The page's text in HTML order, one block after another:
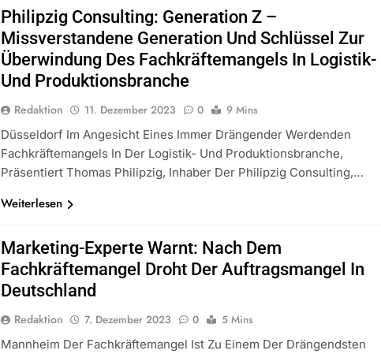
Philipzig Consulting: Generation Z –
Missverstandene Generation Und Schlüssel Zur
Überwindung Des Fachkräftemangels In Logistik-
Und Produktionsbranche
Redaktion 11. Dezember 2023 0
9 Mins
Düsseldorf Im Angesicht Eines Immer Drängender Werdenden
Fachkräftemangels In Der Logistik- Und Produktionsbranche,
Präsentiert Thomas Philipzig, Inhaber Der Philipzig Consulting,…
Weiterlesen
Marketing-Experte Warnt: Nach Dem
Fachkräftemangel Droht Der Auftragsmangel In
Deutschland
Redaktion 7. Dezember 2023 0
5 Mins
Mannheim Der Fachkräftemangel Ist Zu Einem Der Drängendsten